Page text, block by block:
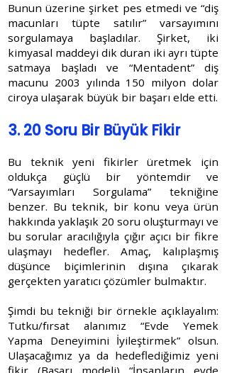
Bunun üzerine şirket pes etmedi ve “diş
macunları tüpte satılır” varsayımını
sorgulamaya başladılar. Şirket, iki
kimyasal maddeyi dik duran iki ayrı tüpte
satmaya başladı ve “Mentadent” diş
macunu 2003 yılında 150 milyon dolar
ciroya ulaşarak büyük bir başarı elde etti.
3. 20 Soru Bir Büyük Fikir
Bu teknik yeni fikirler üretmek için
oldukça güçlü bir yöntemdir ve
“Varsayımları Sorgulama” tekniğine
benzer. Bu teknik, bir konu veya ürün
hakkında yaklaşık 20 soru oluşturmayı ve
bu sorular aracılığıyla çığır açıcı bir fikre
ulaşmayı hedefler. Amaç, kalıplaşmış
düşünce biçimlerinin dışına çıkarak
gerçekten yaratıcı çözümler bulmaktır.
Şimdi bu tekniği bir örnekle açıklayalım:
Tutku/fırsat alanımız “Evde Yemek
Yapma Deneyimini İyileştirmek” olsun.
Ulaşacağımız ya da hedeflediğimiz yeni
fikir (Başarı modeli) “İnsanların evde